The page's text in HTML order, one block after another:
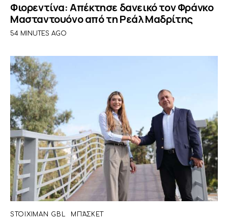
Φιορεντίνα: Απέκτησε δανεικό τον Φράνκο
Μασταντουόνο από τη Ρεάλ Μαδρίτης
54 MINUTES AGO
STOIXIMAN GBL ΜΠΆΣΚΕΤ